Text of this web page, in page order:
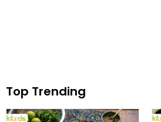
Top Trending